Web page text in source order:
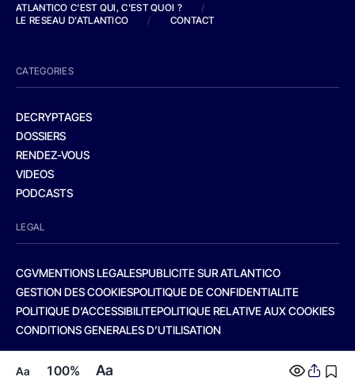
Aa 100% Aa
ATLANTICO C'EST QUI, C'EST QUOI ?
/
LE RESEAU D'ATLANTICO
/ CONTACT
CATEGORIES
DECRYPTAGES
DOSSIERS
RENDEZ-VOUS
VIDEOS
PODCASTS
LEGAL
CGVMENTIONS LEGALESPUBLICITE SUR ATLANTICO
GESTION DES COOKIESPOLITIQUE DE CONFIDENTIALITE
POLITIQUE D’ACCESSIBILITEPOLITIQUE RELATIVE AUX COOKIES
CONDITIONS GENERALES D’UTILISATION